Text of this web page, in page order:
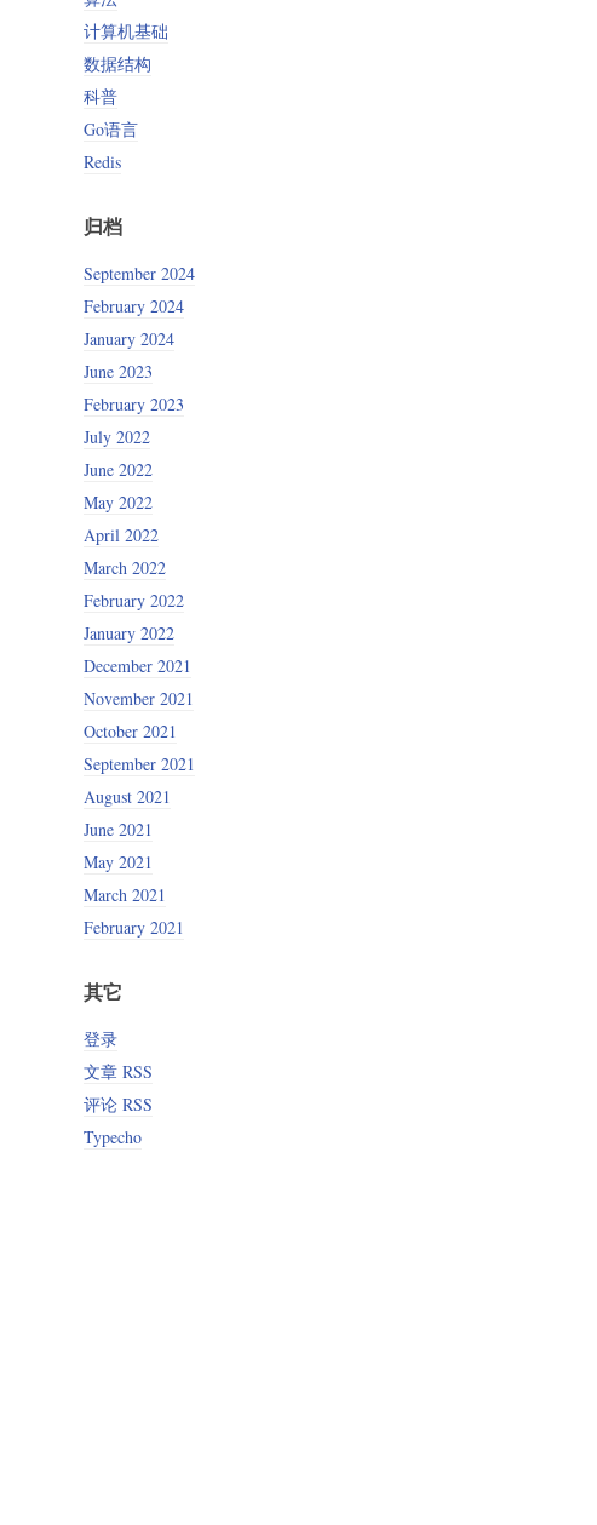
计算机基础
数据结构
科普
Go语言
Redis
归档
September 2024
February 2024
January 2024
June 2023
February 2023
July 2022
June 2022
May 2022
April 2022
March 2022
February 2022
January 2022
December 2021
November 2021
October 2021
September 2021
August 2021
June 2021
May 2021
March 2021
February 2021
其它
登录
文章 RSS
评论 RSS
Typecho